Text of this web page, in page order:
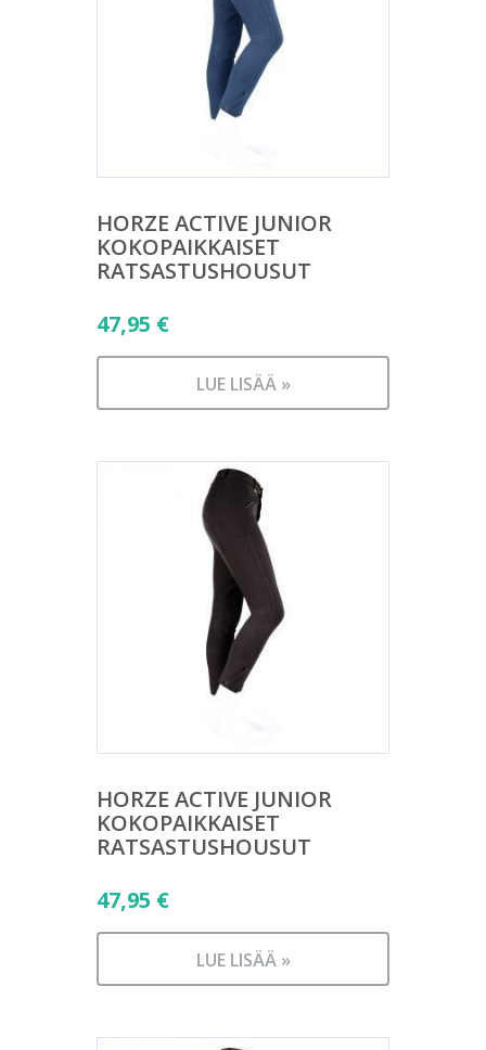
HORZE ACTIVE JUNIOR
KOKOPAIKKAISET
RATSASTUSHOUSUT
47,95 €
LUE LISÄÄ »
HORZE ACTIVE JUNIOR
KOKOPAIKKAISET
RATSASTUSHOUSUT
47,95 €
LUE LISÄÄ »